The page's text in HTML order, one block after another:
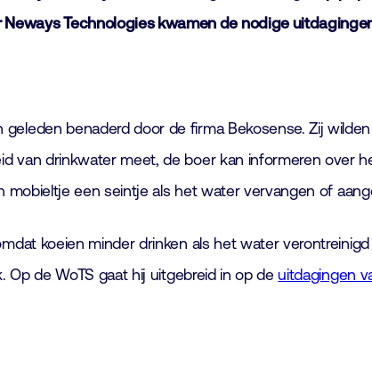
Technologies kwamen de nodige
benaderd door de firma Bekosense. Zij
van drinkwater meet, de boer kan informeren over
een seintje als het water vervangen of
koeien minder drinken als het water
de WoTS gaat hij uitgebreid in op deuitdagingen